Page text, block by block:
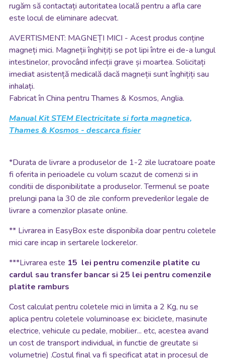
rugăm să contactați autoritatea locală pentru a afla care
este locul de eliminare adecvat.
AVERTISMENT: MAGNEȚI MICI - Acest produs conține
magneți mici. Magneții înghițiți se pot lipi între ei de-a lungul
intestinelor, provocând infecții grave și moartea. Solicitați
imediat asistență medicală dacă magneții sunt înghițiți sau
inhalați.
Fabricat în China pentru Thames & Kosmos, Anglia.
Manual Kit STEM Electricitate si forta magnetica,
Thames & Kosmos - descarca fisier
*Durata de livrare a produselor de 1-2 zile lucratoare poate
fi oferita in perioadele cu volum scazut de comenzi si in
conditii de disponibilitate a produselor. Termenul se poate
prelungi pana la 30 de zile conform prevederilor legale de
livrare a comenzilor plasate online.
** Livrarea in EasyBox este disponibila doar pentru coletele
mici care incap in sertarele lockerelor.
***Livrarea este 15 lei pentru comenzile platite cu
cardul sau transfer bancar si 25 lei pentru comenzile
platite ramburs
Cost calculat pentru coletele mici in limita a 2 Kg, nu se
aplica pentru coletele voluminoase ex: biciclete, masinute
electrice, vehicule cu pedale, mobilier... etc, acestea avand
un cost de transport individual, in functie de greutate si
volumetrie) .Costul final va fi specificat atat in procesul de